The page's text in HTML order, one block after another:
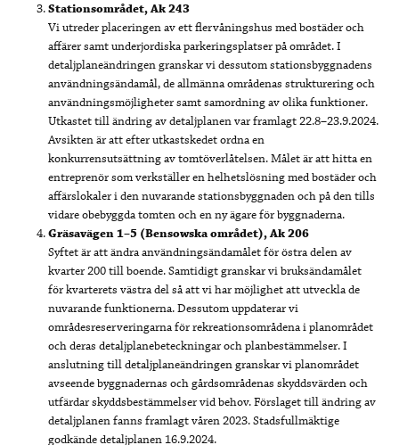
Stationsområdet, Ak 243
Vi utreder placeringen av ett flervåningshus med bostäder och
affärer samt underjordiska parkeringsplatser på området. I
detaljplaneändringen granskar vi dessutom stationsbyggnadens
användningsändamål, de allmänna områdenas strukturering och
användningsmöjligheter samt samordning av olika funktioner.
Utkastet till ändring av detaljplanen var framlagt 22.8–23.9.2024.
Avsikten är att efter utkastskedet ordna en
konkurrensutsättning av tomtöverlåtelsen. Målet är att hitta en
entreprenör som verkställer en helhetslösning med bostäder och
affärslokaler i den nuvarande stationsbyggnaden och på den tills
vidare obebyggda tomten och en ny ägare för byggnaderna.
Gräsavägen 1–5 (Bensowska området), Ak 206
Syftet är att ändra användningsändamålet för östra delen av
kvarter 200 till boende. Samtidigt granskar vi bruksändamålet
för kvarterets västra del så att vi har möjlighet att utveckla de
nuvarande funktionerna. Dessutom uppdaterar vi
områdesreserveringarna för rekreationsområdena i planområdet
och deras detaljplanebeteckningar och planbestämmelser. I
anslutning till detaljplaneändringen granskar vi planområdet
avseende byggnadernas och gårdsområdenas skyddsvärden och
utfärdar skyddsbestämmelser vid behov. Förslaget till ändring av
detaljplanen fanns framlagt våren 2023. Stadsfullmäktige
godkände detaljplanen 16.9.2024.